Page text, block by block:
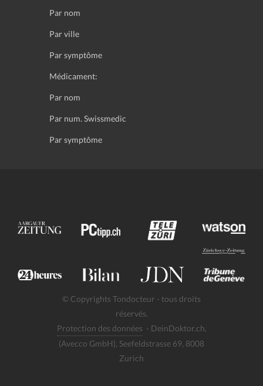
Par nom
Par ville
Par symptôme
Médicament:
Par nom
Par num. Swissmedic
Par symptôme
© Copyrights Tondocteur - tous droits
réservés.
Protection des données - DeinDoktor.ch,
(Avecco GmbH), Seefeldstrasse 69, 8008
Zurich